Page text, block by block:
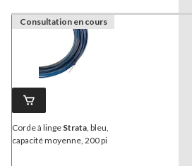
Consultation en cours
Corde à linge Strata , bleu,
capacité moyenne, 200 pi